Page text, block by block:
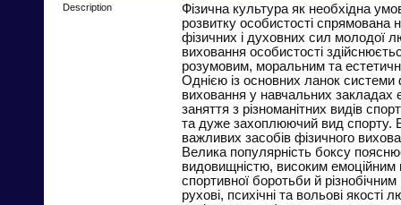
Description
Фізична культура як необхідна
розвитку особистості спрямована
фізичних і духовних сил молодої
виховання особистості
розумовим, моральним та
Однією із основних ланок системи
виховання у навчальних закладах
заняття з різноманітних видів
та дуже захоплюючий вид спорту.
важливих засобів фізичного
Велика популярність боксу
видовищністю, високим
спортивної боротьби й
рухові, психічні та вольові якості